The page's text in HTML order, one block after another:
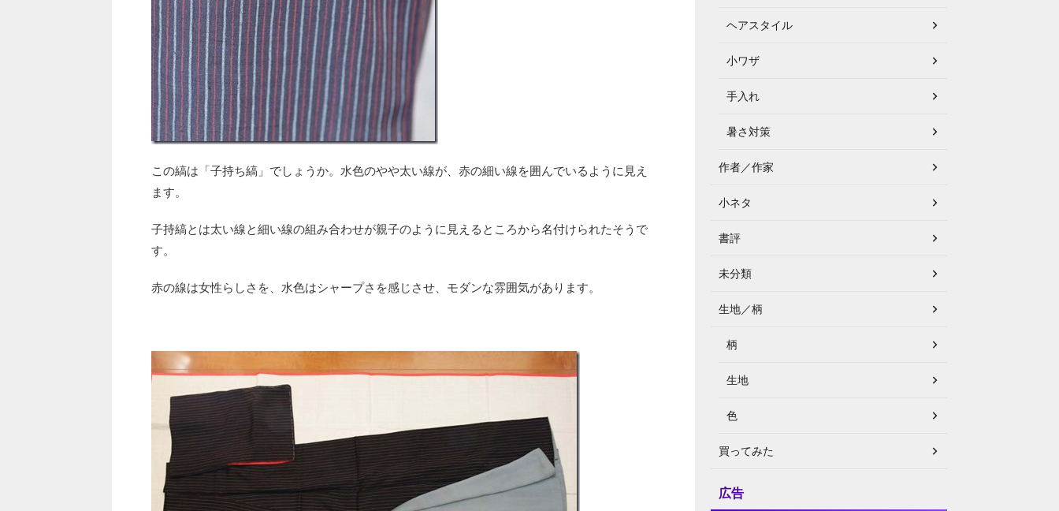
この縞は「子持ち縞」でしょうか。水色のやや太い線が、赤の細い線を囲んでいるように見え
ます。
子持縞とは太い線と細い線の組み合わせが親子のように見えるところから名付けられたそうで
す。
赤の線は女性らしさを、水色はシャープさを感じさせ、モダンな雰囲気があります。
ヘアスタイル
小ワザ
手入れ
暑さ対策
作者／作家
小ネタ
書評
未分類
生地／柄
柄
生地
色
買ってみた
広告